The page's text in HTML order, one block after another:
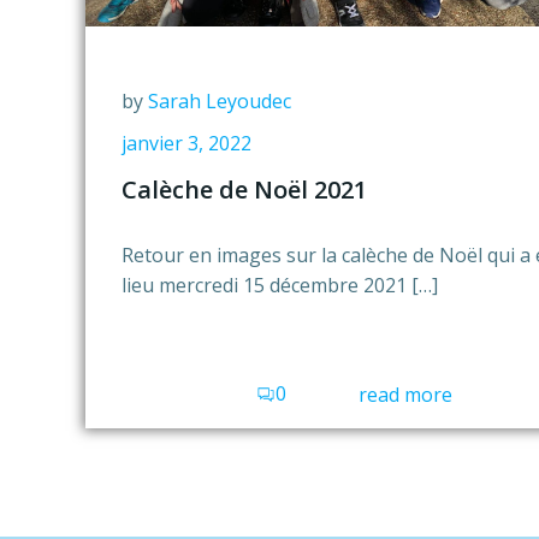
bySarah Leyoudec
janvier 3, 2022
Calèche de Noël 2021
Retour en images sur la calèche de Noël qui a
lieu mercredi 15 décembre 2021 […]
0 read more